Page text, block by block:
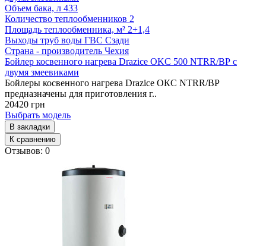
Объем бака, л 433
Количество теплообменников 2
Площадь теплообменника, м² 2+1,4
Выходы труб воды ГВС Сзади
Страна - производитель Чехия
Бойлер косвенного нагрева Drazice OKC 500 NTRR/ВР с
двумя змеевиками
Бойлеры косвенного нагрева Drazice ОКС NTRR/BP
предназначены для приготовления г..
20420 грн
Выбрать модель
В закладки
К сравнению
Отзывов: 0